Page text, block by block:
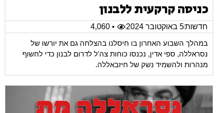
כניסה קרקעית ללבנון
חדשות5 באוקטובר 2024
• 4,060
במהלך השבוע האחרון בו חיסלנו בהצלחה גם את יורשו של
נסראללה, ספי אדין, נכנסו כוחות צה'ל לדרום לבנון כדי לחשוף
מנהרות ולהשמיד נשק של חיזבאללה.